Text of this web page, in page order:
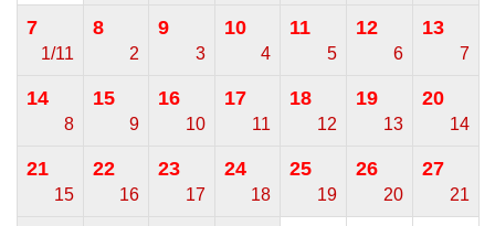
7
1/11
8
2
9
3
10
4
11
5
12
6
13
7
14
8
15
9
16
10
17
11
18
12
19
13
20
14
21
15
22
16
23
17
24
18
25
19
26
20
27
21